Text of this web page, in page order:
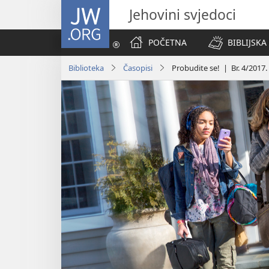
JW.ORG Jehovini svjedoci
POČETNA
BIBLIJSKA
Biblioteka Časopisi Probudite se! | Br. 4/2017.